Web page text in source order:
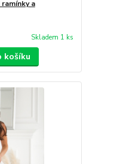
a
Skladem 1 ks
košíku